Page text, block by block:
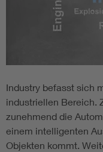
Industry befasst sich
industriellen Bereich.
zunehmend die
einem intelligenten
Objekten kommt.